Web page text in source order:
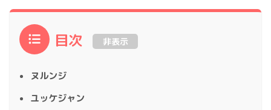
目次 非表示
ヌルンジ
ユッケジャン